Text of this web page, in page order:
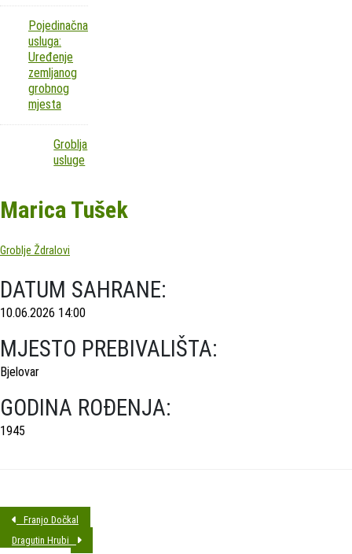
Pojedinačna
usluga:
Uređenje
zemljanog
grobnog
mjesta
Groblja
usluge
Marica Tušek
Groblje Ždralovi
DATUM SAHRANE:
10.06.2026 14:00
MJESTO PREBIVALIŠTA:
Bjelovar
GODINA ROĐENJA:
1945
Franjo Dočkal
Dragutin Hrubi